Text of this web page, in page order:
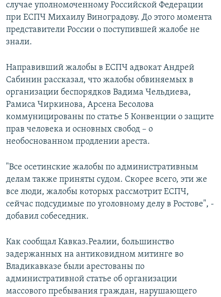
случае уполномоченному Российской Федерации
при ЕСПЧ Михаилу Виноградову. До этого момента
представители России о поступившей жалобе не
знали.
Направивший жалобы в ЕСПЧ адвокат Андрей
Сабинин рассказал, что жалобы обвиняемых в
организации беспорядков Вадима Чельдиева,
Рамиса Чиркинова, Арсена Бесолова
коммуницированы по статье 5 Конвенции о защите
прав человека и основных свобод – о
необоснованном продлении ареста.
"Все осетинские жалобы по административным
делам также приняты судом. Скорее всего, эти же
все люди, жалобы которых рассмотрит ЕСПЧ,
сейчас подсудимые по уголовному делу в Ростове", -
добавил собеседник.
Как сообщал Кавказ.Реалии, большинство
задержанных на антиковидном митинге во
Владикавказе были арестованы по
административной статье об организации
массового пребывания граждан, нарушающего